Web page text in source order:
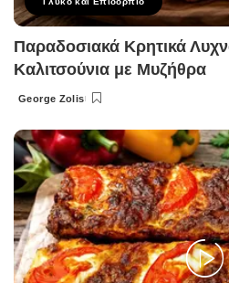
Παραδοσιακά Κρητικά
Καλιτσούνια με Μυζήθρα
Posted
George Zolis